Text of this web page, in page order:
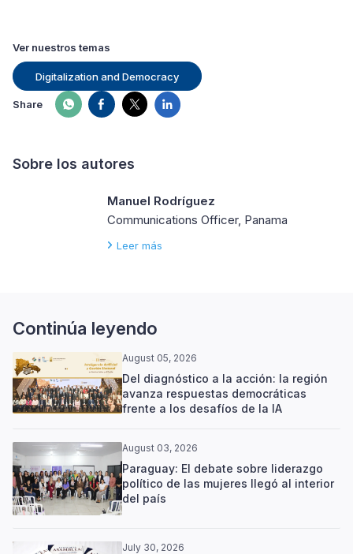
Ver nuestros temas
Digitalization and Democracy
Share
Sobre los autores
Manuel Rodríguez
Communications Officer, Panama
Leer más
Continúa leyendo
August 05, 2026
Del diagnóstico a la acción: la región
avanza respuestas democráticas
frente a los desafíos de la IA
August 03, 2026
Paraguay: El debate sobre liderazgo
político de las mujeres llegó al interior
del país
July 30, 2026